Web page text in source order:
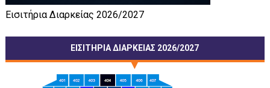
Εισιτήρια Διαρκείας 2026/2027
ΕΙΣΙΤΗΡΙΑ ΔΙΑΡΚΕΙΑΣ 2026/2027